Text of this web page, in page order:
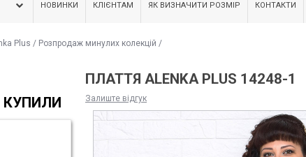
НОВИНКИ КЛІЄНТАМ ЯК ВИЗНАЧИТИ РОЗМІР КОНТАКТИ
Plus / Розпродаж минулих колекцій /
КУПИЛИ
ПЛАТТЯ ALENKA PLUS 14248-1
Залиште відгук